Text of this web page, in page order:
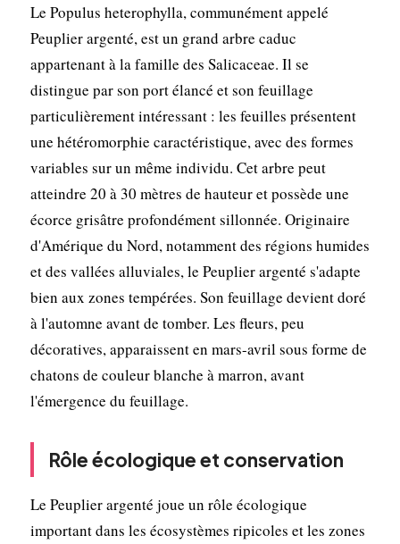
Le Populus heterophylla, communément appelé
Peuplier argenté, est un grand arbre caduc
appartenant à la famille des Salicaceae. Il se
distingue par son port élancé et son feuillage
particulièrement intéressant : les feuilles présentent
une hétéromorphie caractéristique, avec des formes
variables sur un même individu. Cet arbre peut
atteindre 20 à 30 mètres de hauteur et possède une
écorce grisâtre profondément sillonnée. Originaire
d'Amérique du Nord, notamment des régions humides
et des vallées alluviales, le Peuplier argenté s'adapte
bien aux zones tempérées. Son feuillage devient doré
à l'automne avant de tomber. Les fleurs, peu
décoratives, apparaissent en mars-avril sous forme de
chatons de couleur blanche à marron, avant
l'émergence du feuillage.
Rôle écologique et conservation
Le Peuplier argenté joue un rôle écologique
important dans les écosystèmes ripicoles et les zones